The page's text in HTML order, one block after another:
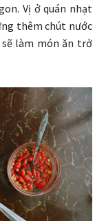
Vị ở quán nhạt
thêm chút nước
làm món ăn trở